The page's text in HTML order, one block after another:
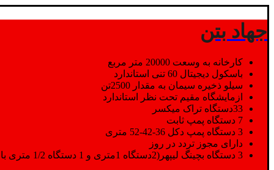
جهاد بتن
کارخانه به وسعت 20000 متر مربع
باسکول دیجیتال 60 تنی استاندارد
سیلو ذخیره سیمان به مقدار 2500تن
ازمایشگاه مقیم تحت نظر استاندارد
33دستگاه تراک میکسر
7 دستگاه پمپ ثابت
3 دستگاه پمپ دکل 36-42-52 متری
دارای مجوز تردد در روز
3 دستگاه بچینگ لیپهر(2دستگاه 1متری و 1 دستگاه 1/2 متری با توان تولید 150 متر مکعب در ساعت)